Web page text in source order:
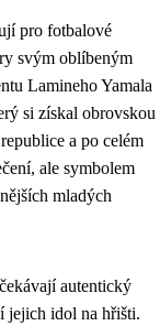
pro fotbalové
svým oblíbeným
Lamineho Yamala
si získal obrovskou
a po celém
ale symbolem
mladých
autentický
jejich idol na hřišti.